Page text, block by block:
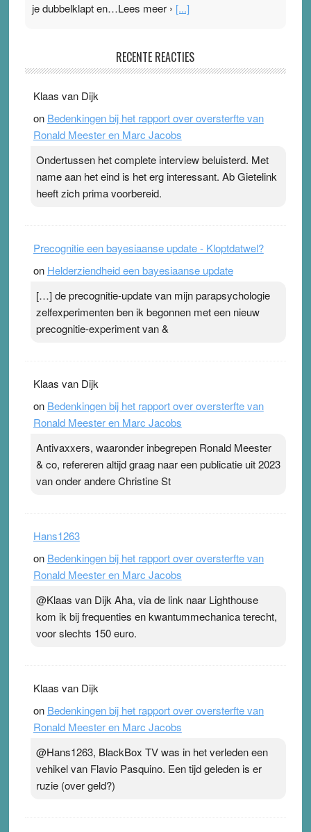
je dubbelklapt en…Lees meer › [...]
Ward van Beek
topsporters. Ze hopen ermee hun hartslag te verlagen
terwijl ze meer zuurstof opnemen. Daarop heeft zo’n
pleister geen effect. Maar het gevoel ‘makkelijker te
Pleisterplakkers in de topspsort ›[...]
RECENTE REACTIES
Klaas van Dijk
on Bedenkingen bij het rapport over oversterfte van
Ronald Meester en Marc Jacobs
Ondertussen het complete interview beluisterd. Met
name aan het eind is het erg interessant. Ab Gietelink
heeft zich prima voorbereid.
Precognitie een bayesiaanse update - Kloptdatwel?
on Helderziendheid een bayesiaanse update
[…] de precognitie-update van mijn parapsychologie
zelfexperimenten ben ik begonnen met een nieuw
precognitie-experiment van &
Klaas van Dijk
on Bedenkingen bij het rapport over oversterfte van
Ronald Meester en Marc Jacobs
Antivaxxers, waaronder inbegrepen Ronald Meester
& co, refereren altijd graag naar een publicatie uit 2023
van onder andere Christine St
Hans1263
on Bedenkingen bij het rapport over oversterfte van
Ronald Meester en Marc Jacobs
@Klaas van Dijk Aha, via de link naar Lighthouse
kom ik bij frequenties en kwantummechanica terecht,
voor slechts 150 euro.
Klaas van Dijk
on Bedenkingen bij het rapport over oversterfte van
Ronald Meester en Marc Jacobs
@Hans1263, BlackBox TV was in het verleden een
vehikel van Flavio Pasquino. Een tijd geleden is er
ruzie (over geld?)